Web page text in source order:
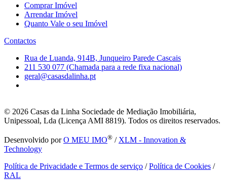
Comprar Imóvel
Arrendar Imóvel
Quanto Vale o seu Imóvel
Contactos
Rua de Luanda, 914B, Junqueiro Parede Cascais
211 530 077 (Chamada para a rede fixa nacional)
geral@casasdalinha.pt
© 2026 Casas da Linha Sociedade de Mediação Imobiliária,
Unipessoal, Lda (Licença AMI 8819). Todos os direitos reservados.
Desenvolvido porO MEU IMO® / XLM - Innovation &
Technology
Política de Privacidade e Termos de serviço /Política de Cookies /
RAL